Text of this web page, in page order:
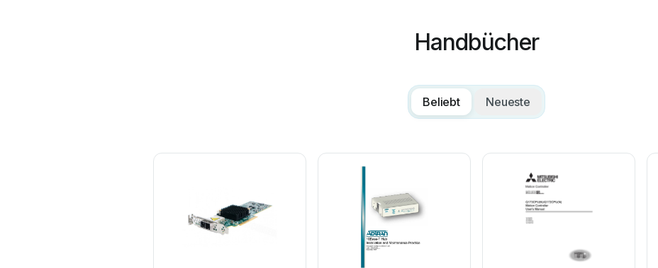
Handbücher
Beliebt Neueste